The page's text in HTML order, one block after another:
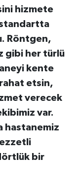
hizmete
standartta
Röntgen,
gibi her türlü
kente
etsin,
verecek
var.
hastanemiz
bir